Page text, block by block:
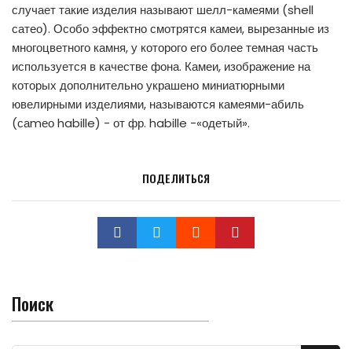
случает такие изделия называют шелл-камеями (shell
сатео). Особо эффектно смотрятся камеи, вырезанные из
многоцветного камня, у которого его более темная часть
используется в качестве фона. Камеи, изображение на
которых дополнительно украшено миниатюрными
ювелирными изделиями, называются камеями-абиль
(саmео habille) - от фр. habille -«одетый».
ПОДЕЛИТЬСЯ
Поиск